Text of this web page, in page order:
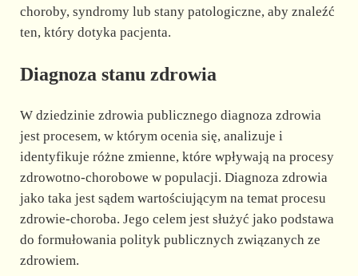
choroby, syndromy lub stany patologiczne, aby znaleźć
ten, który dotyka pacjenta.
Diagnoza stanu zdrowia
W dziedzinie zdrowia publicznego diagnoza zdrowia
jest procesem, w którym ocenia się, analizuje i
identyfikuje różne zmienne, które wpływają na procesy
zdrowotno-chorobowe w populacji. Diagnoza zdrowia
jako taka jest sądem wartościującym na temat procesu
zdrowie-choroba. Jego celem jest służyć jako podstawa
do formułowania polityk publicznych związanych ze
zdrowiem.